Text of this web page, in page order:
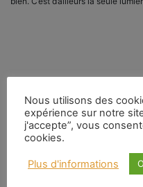
Richard
contemplatives
Carl McColman
Nous utilisons des
expérience sur notre
j'accepte”, vous
cookies.
Plus d'informations